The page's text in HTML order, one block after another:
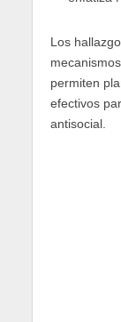
Los
permiten
efectivos
antisocial.